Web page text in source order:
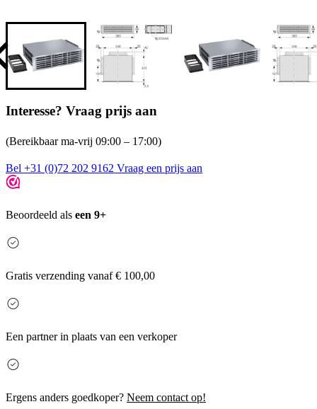
Interesse? Vraag prijs aan
(Bereikbaar ma-vrij 09:00 – 17:00)
Bel +31 (0)72 202 9162 Vraag een prijs aan
Beoordeeld als een 9+
Gratis verzending vanaf € 100,00
Een partner in plaats van een verkoper
Ergens anders goedkoper? Neem contact op!